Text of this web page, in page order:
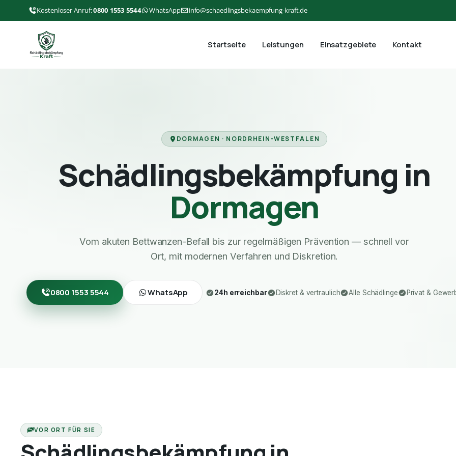
Kostenloser Anruf:0800 1553 5544 WhatsApp info@schaedlingsbekaempfung-kraft.de
Startseite Leistungen Einsatzgebiete Kontakt
DORMAGEN · NORDRHEIN-WESTFALEN
Schädlingsbekämpfung in
Dormagen
Vom akuten Bettwanzen-Befall bis zur regelmäßigen Prävention — schnell vor
Ort, mit modernen Verfahren und Diskretion.
0800 1553 5544 WhatsApp 24h erreichbar Diskret & vertraulich Alle Schädlinge Privat &
VOR ORT FÜR SIE